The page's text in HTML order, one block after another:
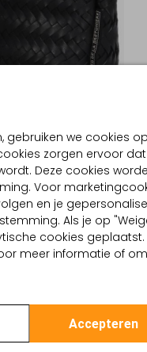
gebruiken we cookies op
zorgen ervoor
Deze cookies
Voor
en je
Als je op
cookies geplaatst.
meer informatie of
Accepteren
kennis met de VICKY
dames. De fijn
textuur. Berg je
vind je een
hand aan de twee
goudkleurige gesp.